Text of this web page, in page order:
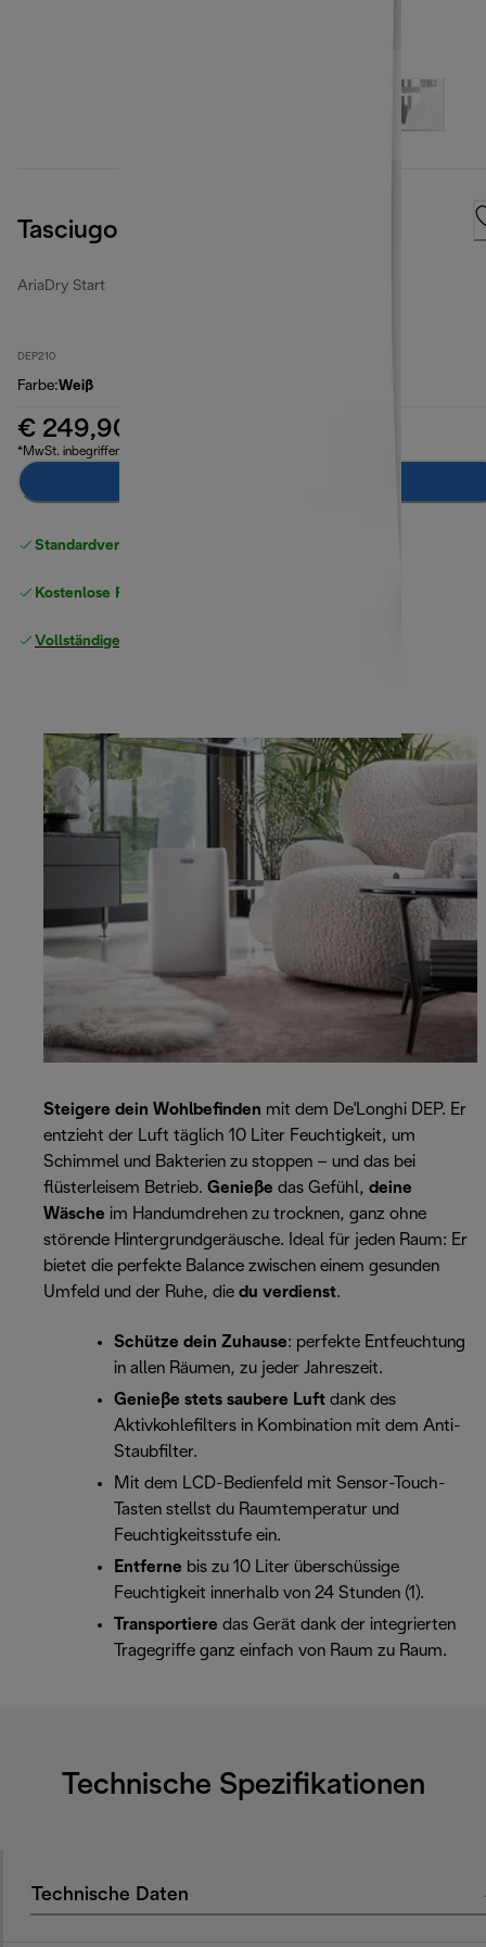
Tasciugo AriaDry Start
AriaDry Start
DEP210
Farbe:Weiß
€ 249,90
*MwSt. inbegriffen
Standardversand kostenlos
Kostenlose Rücksendungen
Vollständige Herstellergarantie
Steigere dein Wohlbefinden mit dem De'Longhi DEP. Er
entzieht der Luft täglich 10 Liter Feuchtigkeit, um
Schimmel und Bakterien zu stoppen – und das bei
flüsterleisem Betrieb. Genieße das Gefühl, deine
Wäsche im Handumdrehen zu trocknen, ganz ohne
störende Hintergrundgeräusche. Ideal für jeden Raum: Er
bietet die perfekte Balance zwischen einem gesunden
Umfeld und der Ruhe, die du verdienst.
Schütze dein Zuhause: perfekte Entfeuchtung
in allen Räumen, zu jeder Jahreszeit.
Genieße stets saubere Luft dank des
Aktivkohlefilters in Kombination mit dem Anti-
Staubfilter.
Mit dem LCD-Bedienfeld mit Sensor-Touch-
Tasten stellst du Raumtemperatur und
Feuchtigkeitsstufe ein.
Entferne bis zu 10 Liter überschüssige
Feuchtigkeit innerhalb von 24 Stunden (1).
Transportiere das Gerät dank der integrierten
Tragegriffe ganz einfach von Raum zu Raum.
Technische Spezifikationen
Technische Daten